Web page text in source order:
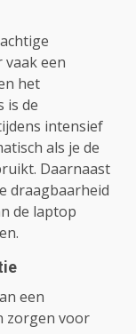
een
het
is de
intensief
als je de
Daarnaast
draagbaarheid
de laptop
een
zorgen voor